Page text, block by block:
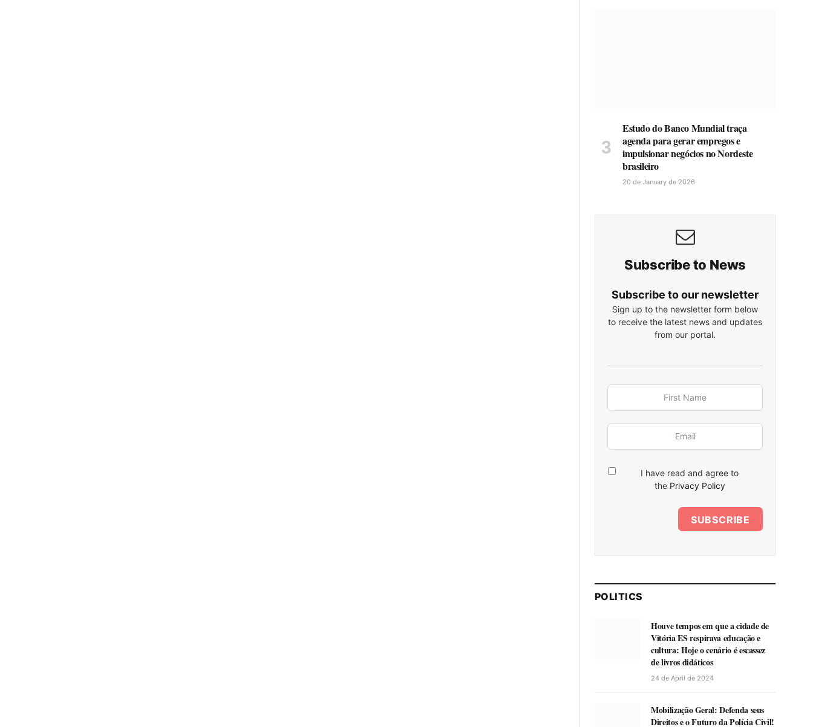
Estudo do Banco Mundial traça
agenda para gerar empregos e
impulsionar negócios no Nordeste
brasileiro
20 de January de 2026
Subscribe to News
Subscribe to our newsletter
Sign up to the newsletter form below
to receive the latest news and updates
from our portal.
I have read and agree to
the Privacy Policy
SUBSCRIBE
POLITICS
Houve tempos em que a cidade de
Vitória ES respirava educação e
cultura: Hoje o cenário é escassez
de livros didáticos
24 de April de 2024
Mobilização Geral: Defenda seus
Direitos e o Futuro da Polícia Civil!